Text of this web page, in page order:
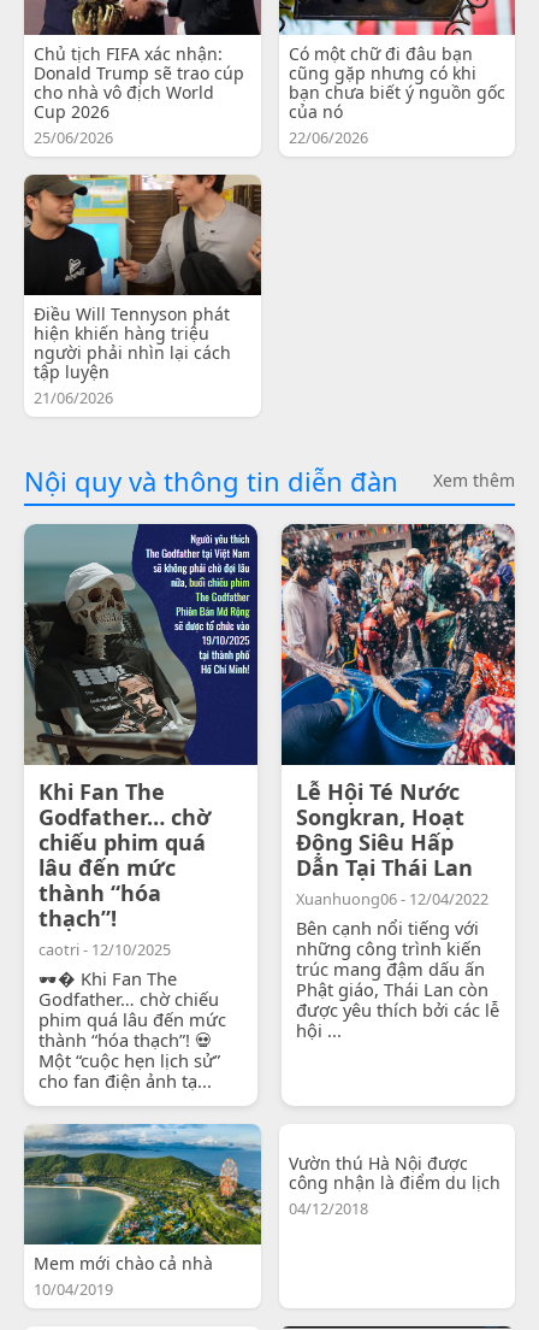
Chủ tịch FIFA xác nhận:
Donald Trump sẽ trao cúp
cho nhà vô địch World
Cup 2026
25/06/2026
Có một chữ đi đâu bạn
cũng gặp nhưng có khi
bạn chưa biết ý nguồn gốc
của nó
22/06/2026
Điều Will Tennyson phát
hiện khiến hàng triệu
người phải nhìn lại cách
tập luyện
21/06/2026
Nội quy và thông tin diễn đàn Xem thêm
Khi Fan The
Godfather… chờ
chiếu phim quá
lâu đến mức
thành “hóa
thạch”!
caotri - 12/10/2025
🕶� Khi Fan The
Godfather… chờ chiếu
phim quá lâu đến mức
thành “hóa thạch”! 💀
Một “cuộc hẹn lịch sử”
cho fan điện ảnh tạ...
Lễ Hội Té Nước
Songkran, Hoạt
Động Siêu Hấp
Dẫn Tại Thái Lan
Xuanhuong06 - 12/04/2022
Bên cạnh nổi tiếng với
những công trình kiến
trúc mang đậm dấu ấn
Phật giáo, Thái Lan còn
được yêu thích bởi các lễ
hội ...
Mem mới chào cả nhà
10/04/2019
Vườn thú Hà Nội được
công nhận là điểm du lịch
04/12/2018